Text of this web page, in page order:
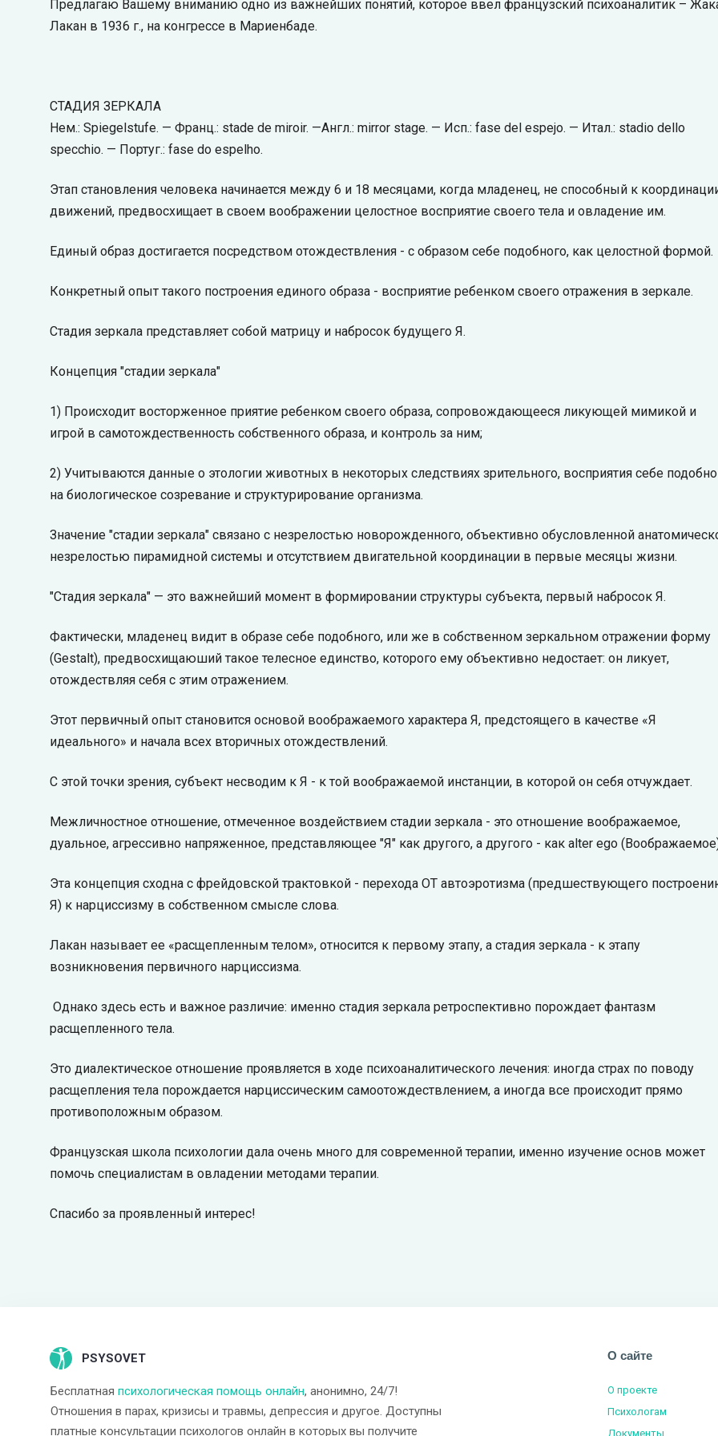
Предлагаю Вашему вниманию одно из важнейших понятий, которое ввел французский психоаналитик –
Лакан в 1936 г., на конгрессе в Мариенбаде.
СТАДИЯ ЗЕРКАЛА
Нем.: Spiegelstufe. — Франц.: stade de miroir. —Англ.: mirror stage. — Исп.: fase del espejo. — Итал.: stadio dello
specchio. — Португ.: fase do espelho.
Этап становления человека начинается между 6 и 18 месяцами, когда младенец, не способный к
движений, предвосхищает в своем воображении целостное восприятие своего тела и овладение им.
Единый образ достигается посредством отождествления - с образом себе подобного, как целостной формой.
Конкретный опыт такого построения единого образа - восприятие ребенком своего отражения в зеркале.
Стадия зеркала представляет собой матрицу и набросок будущего Я.
Концепция "стадии зеркала"
1) Происходит восторженное приятие ребенком своего образа, сопровождающееся ликующей мимикой и
игрой в самотождественность собственного образа, и контроль за ним;
2) Учитываются данные о этологии животных в некоторых следствиях зрительного, восприятия себе
на биологическое созревание и структурирование организма.
Значение "стадии зеркала" связано с незрелостью новорожденного, объективно обусловленной
незрелостью пирамидной системы и отсутствием двигательной координации в первые месяцы жизни.
"Стадия зеркала" — это важнейший момент в формировании структуры субъекта, первый набросок Я.
Фактически, младенец видит в образе себе подобного, или же в собственном зеркальном отражении форму
(Gestalt), предвосхищаюший такое телесное единство, которого ему объективно недостает: он ликует,
отождествляя себя с этим отражением.
Этот первичный опыт становится основой воображаемого характера Я, предстоящего в качестве «Я
идеального» и начала всех вторичных отождествлений.
С этой точки зрения, субъект несводим к Я - к той воображаемой инстанции, в которой он себя отчуждает.
Межличностное отношение, отмеченное воздействием стадии зеркала - это отношение воображаемое,
дуальное, агрессивно напряженное, представляющее "Я" как другого, а другого - как alter ego
Эта концепция сходна с фрейдовской трактовкой - перехода ОТ автоэротизма (предшествующего
Я) к нарциссизму в собственном смысле слова.
Лакан называет ее «расщепленным телом», относится к первому этапу, а стадия зеркала - к этапу
возникновения первичного нарциссизма.
Однако здесь есть и важное различие: именно стадия зеркала ретроспективно порождает фантазм
расщепленного тела.
Это диалектическое отношение проявляется в ходе психоаналитического лечения: иногда страх по поводу
расщепления тела порождается нарциссическим самоотождествлением, а иногда все происходит прямо
противоположным образом.
Французская школа психологии дала очень много для современной терапии, именно изучение основ может
помочь специалистам в овладении методами терапии.
Спасибо за проявленный интерес!
PSYSOVET
Бесплатная психологическая помощь онлайн, анонимно, 24/7!
Отношения в парах, кризисы и травмы, депрессия и другое. Доступны
платные консультации психологов онлайн в которых вы получите
О сайте
О проекте
Психологам
Документы